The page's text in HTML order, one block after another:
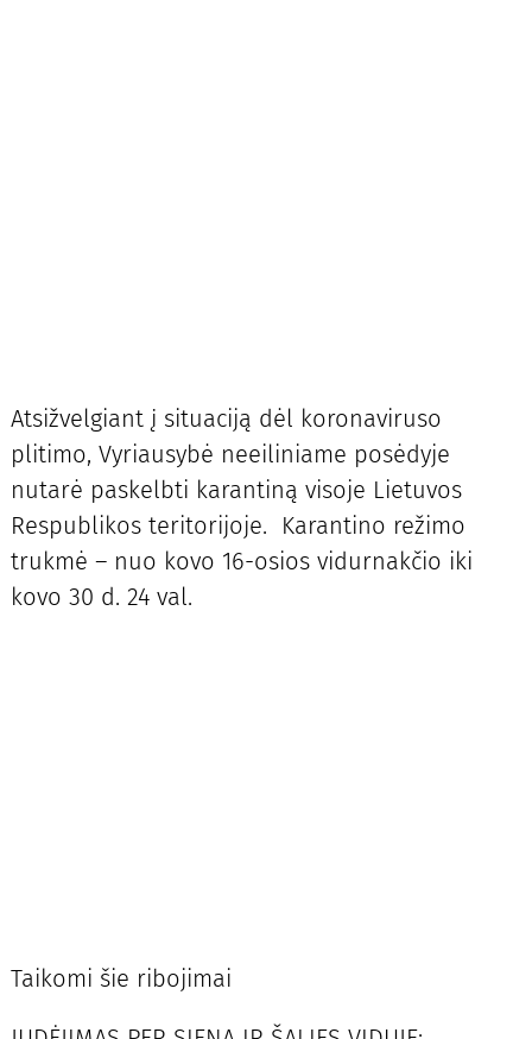
Atsižvelgiant į situaciją dėl koronaviruso
plitimo, Vyriausybė neeiliniame posėdyje
nutarė paskelbti karantiną visoje Lietuvos
Respublikos teritorijoje. Karantino režimo
trukmė – nuo kovo 16-osios vidurnakčio iki
kovo 30 d. 24 val.
Taikomi šie ribojimai